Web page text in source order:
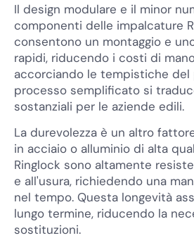
Il design modulare e il minor
componenti delle impalcature
consentono un montaggio e
rapidi, riducendo i costi di
accorciando le tempistiche del
processo semplificato si
sostanziali per le aziende edili.
La durevolezza è un altro
in acciaio o alluminio di alta
Ringlock sono altamente
e all'usura, richiedendo una
nel tempo. Questa longevità
lungo termine, riducendo la
sostituzioni.